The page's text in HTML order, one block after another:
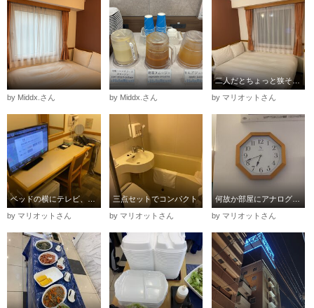
by Middx.さん by Middx.さん
二人だとちょっと狭そう。
by マリオットさん
ベッドの横にテレビ、冷蔵庫、椅子などがあるだけ。
by マリオットさん
三点セットでコンパクト
by マリオットさん
何故か部屋にアナログ時計。深夜にコチコチと音が聞こえた
by マリオットさん